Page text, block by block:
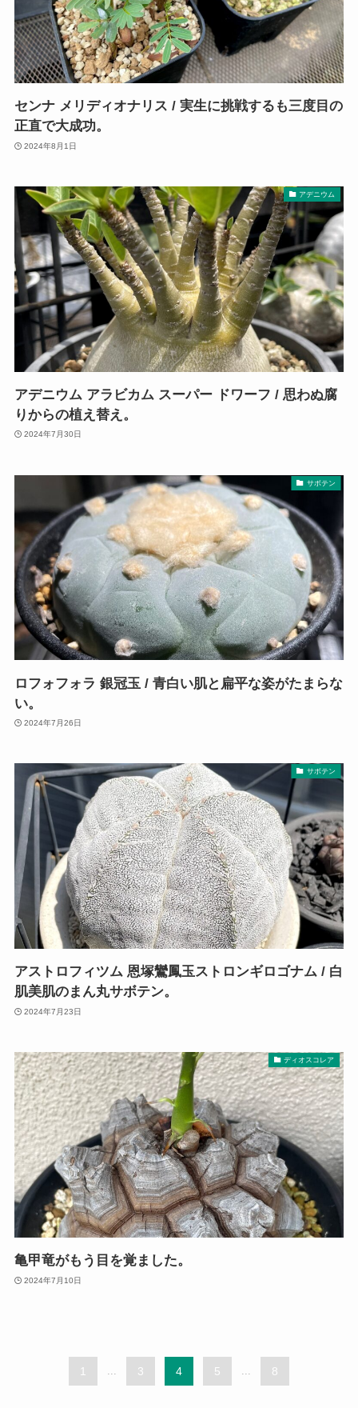
センナ メリディオナリス / 実生に挑戦するも三度目の
正直で大成功。
2024年8月1日
アデニウム
アデニウム アラビカム スーパー ドワーフ / 思わぬ腐
りからの植え替え。
2024年7月30日
サボテン
ロフォフォラ 銀冠玉 / 青白い肌と扁平な姿がたまらな
い。
2024年7月26日
サボテン
アストロフィツム 恩塚鸞鳳玉ストロンギロゴナム / 白
肌美肌のまん丸サボテン。
2024年7月23日
ディオスコレア
亀甲竜がもう目を覚ました。
2024年7月10日
1 3 4 5 8